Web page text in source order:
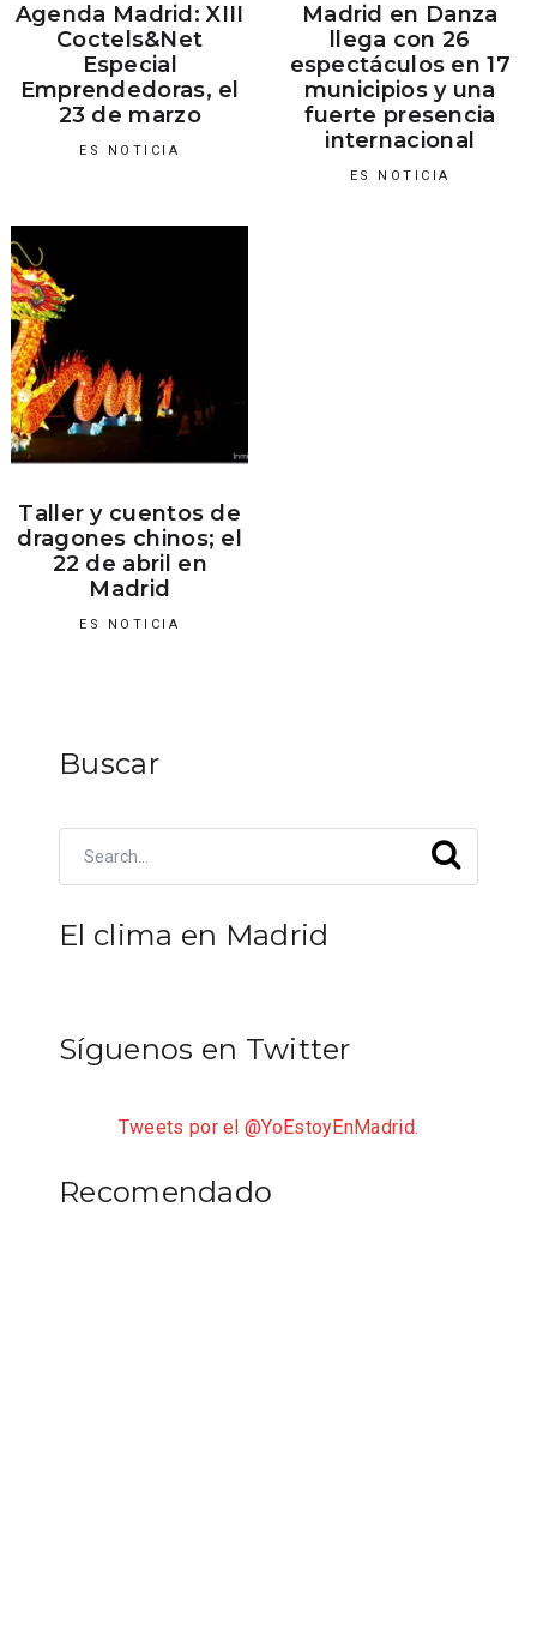
Agenda Madrid: XIII
Coctels&Net
Especial
Emprendedoras, el
23 de marzo
ES NOTICIA
Madrid en Danza
llega con 26
espectáculos en 17
municipios y una
fuerte presencia
internacional
ES NOTICIA
Taller y cuentos de
dragones chinos; el
22 de abril en
Madrid
ES NOTICIA
Buscar
El clima en Madrid
Síguenos en Twitter
Tweets por el @YoEstoyEnMadrid.
Recomendado